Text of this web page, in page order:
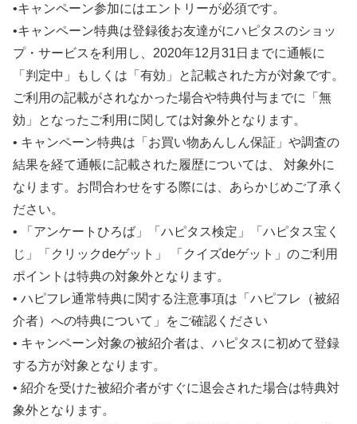
•キャンペーン参加にはエントリーが必須です。
•キャンペーン特典は登録後お友達がにハピタスのショッ
プ・サービスを利用し、2020年12月31日までに通帳に
「判定中」もしくは「有効」と記載された方が対象です。
ご利用の記載がされなかった場合や特典付与までに「無
効」となったご利用に関しては対象外となります。
• キャンペーン特典は「お買い物あんしん保証」や調査の
結果を経て通帳に記載された履歴については、 対象外に
なります。お問合わせをする際には、あらかじめご了承く
ださい。
• 「アンケートひろば」「ハピタス検定」「ハピタス宝く
じ」「クリックdeゲット」 「クイズdeゲット」のご利用
ポイントは特典の対象外となります。
• ハピフレ通常特典に関する注意事項は「ハピフレ（被紹
介者）への特典について」をご確認ください
• キャンペーン対象の被紹介者は、ハピタスに初めて登録
する方が対象となります。
• 紹介を受けた被紹介者がすぐに退会された場合は特典対
象外となります。